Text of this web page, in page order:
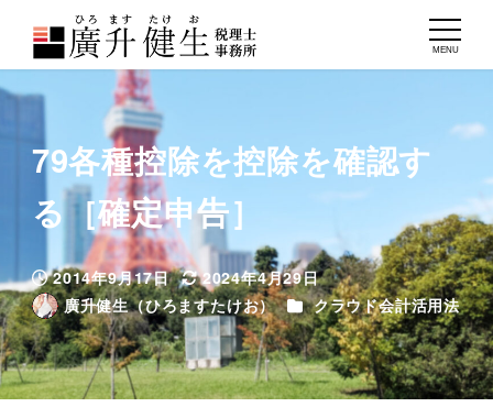
MENU
79各種控除を控除を確認す
る［確定申告］
投稿日
2014年9月17日
更新日
2024年4月29日
著
者
廣升健生（ひろますたけお） カテゴリー
クラウド会計活用法